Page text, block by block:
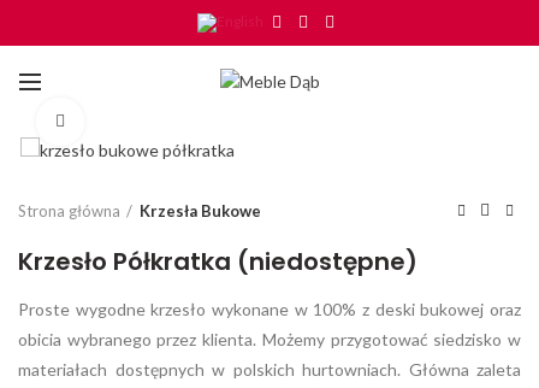
Strona główna Krzesła Bukowe
Krzesło Półkratka (niedostępne)
Proste wygodne krzesło wykonane w 100% z deski bukowej oraz
obicia wybranego przez klienta. Możemy przygotować siedzisko w
materiałach dostępnych w polskich hurtowniach. Główna zaleta